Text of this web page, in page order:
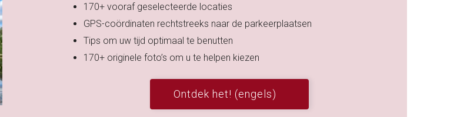
170+ vooraf geselecteerde locaties
GPS-coördinaten rechtstreeks naar de parkeerplaatsen
Tips om uw tijd optimaal te benutten
170+ originele foto’s om u te helpen kiezen
Ontdek het! (engels)